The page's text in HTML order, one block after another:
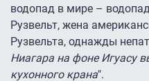
водопад в мире –
Рузвельт, жена
Рузвельта, однажды
Ниагара на фоне Игуасу
кухонного крана".